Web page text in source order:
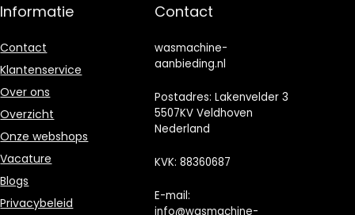
Ondergoed T-
Stropdassen
bedieningspane
display
Informatie
Contact
Klantenservice
Over ons
Overzicht
Onze webshops
Vacature
Blogs
Privacybeleid
Contact
wasmachine-
aanbieding.nl
Postadres: Lakenvelder 3
5507KV Veldhoven
Nederland
KVK: 88360687
E-mail:
info@wasmachine-